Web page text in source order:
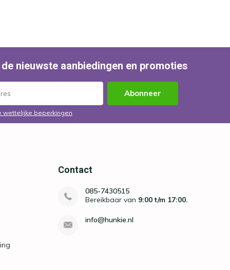
nieuwste aanbiedingen en promoties
Abonneer
wettelijke beperkingen
Contact
085-7430515
Bereikbaar van 9:00 t/m 17:00.
info@hunkie.nl